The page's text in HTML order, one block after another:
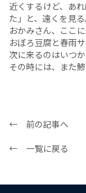
近くするけど、あ
た」と、遠くを見る
おかみさん、ここ
おぼろ豆腐と春雨
次に来るのはいつ
その時には、また
← 前の記事へ
← 一覧に戻る